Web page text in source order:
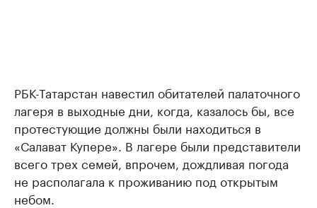
РБК-Татарстан навестил обитателей палаточного
лагеря в выходные дни, когда, казалось бы, все
протестующие должны были находиться в
«Салават Купере». В лагере были представители
всего трех семей, впрочем, дождливая погода
не располагала к проживанию под открытым
небом.